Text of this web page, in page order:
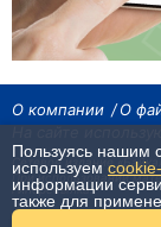
О компании
О
Сетевое издание
При использовании
гиперссылка.
Пользуясь нашим
используем
информации
также для